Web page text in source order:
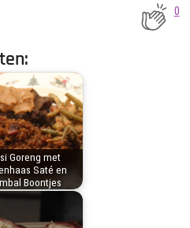
0
Goreng met
Saté en
Boontjes